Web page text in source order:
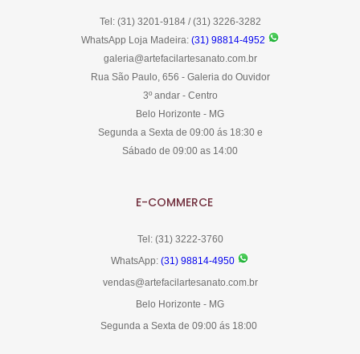
Tel: (31) 3201-9184 / (31) 3226-3282
WhatsApp Loja Madeira: (31) 98814-4952
galeria@artefacilartesanato.com.br
Rua São Paulo, 656 - Galeria do Ouvidor
3º andar - Centro
Belo Horizonte - MG
Segunda a Sexta de 09:00 ás 18:30 e
Sábado de 09:00 as 14:00
E-COMMERCE
Tel: (31) 3222-3760
WhatsApp: (31) 98814-4950
vendas@artefacilartesanato.com.br
Belo Horizonte - MG
Segunda a Sexta de 09:00 ás 18:00